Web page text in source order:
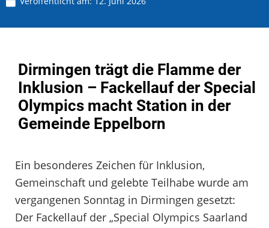
Dirmingen trägt die Flamme der
Inklusion – Fackellauf der Special
Olympics macht Station in der
Gemeinde Eppelborn
Ein besonderes Zeichen für Inklusion,
Gemeinschaft und gelebte Teilhabe wurde am
vergangenen Sonntag in Dirmingen gesetzt:
Der Fackellauf der „Special Olympics Saarland